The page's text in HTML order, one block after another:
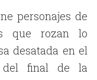
personajes de
que rozan lo
desatada en el
del final de la